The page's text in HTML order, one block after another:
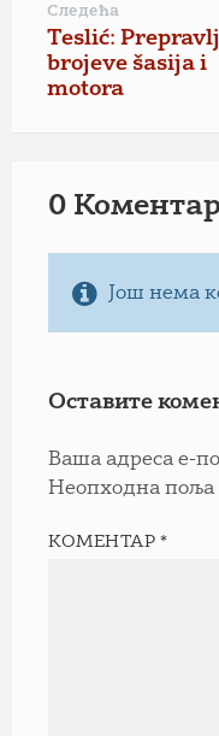
Следећа
Teslić:
brojeve šasija i
motora
0
Још нема
Оставите
Ваша адреса е-
Неопходна поља
КОМЕНТАР*